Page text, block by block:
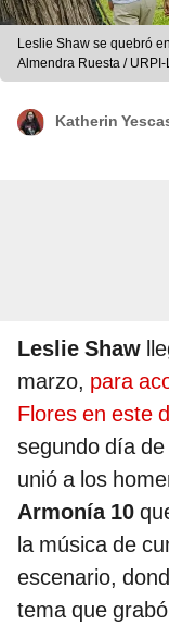
Leslie Shaw se quebró
Almendra Ruesta / URPI-
Katherin
Leslie Shaw
marzo, para
Flores en este
segundo día
unió a los
Armonía 10
la música de
escenario,
tema que grabó